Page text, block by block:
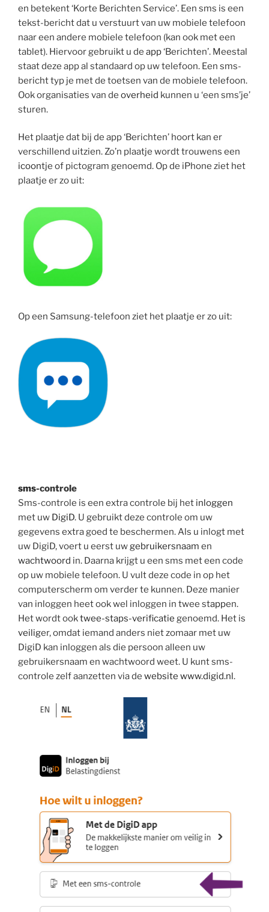
en betekent ‘Korte Berichten Service’. Een sms is een
tekst-bericht dat u verstuurt van uw mobiele telefoon
naar een andere mobiele telefoon (kan ook met een
tablet). Hiervoor gebruikt u de app‘Berichten’. Meestal
staat deze app al standaard op uw telefoon. Een sms-
bericht typ je met de toetsen van de mobiele telefoon.
Ook organisaties van de overheid kunnen u ‘een sms’je’
sturen.
Het plaatje dat bij de app ‘Berichten’ hoort kan er
verschillend uitzien. Zo’n plaatje wordt trouwens een
icoontje of pictogram genoemd. Op de iPhone ziet het
plaatje er zo uit:
Op een Samsung-telefoon ziet het plaatje er zo uit:
sms-controle
Sms-controle is een extra controle bij het inloggen
met uw DigiD. U gebruikt deze controle om uw
gegevens extra goed te beschermen. Als u inlogt met
uw DigiD, voert u eerst uwgebruikersnaam en
wachtwoord in. Daarna krijgt u een sms met een code
op uw mobiele telefoon. U vult deze code in op het
computerscherm om verder te kunnen. Deze manier
van inloggen heet ook wel inloggen in twee stappen.
Het wordt ooktwee-staps-verificatie genoemd. Het is
veiliger, omdat iemand anders niet zomaar met uw
DigiD kan inloggen als die persoon alleen uw
gebruikersnaam en wachtwoord weet. U kunt sms-
controle zelf aanzetten via de website www.digid.nl.